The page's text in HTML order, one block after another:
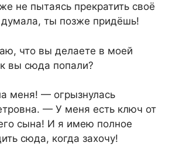
не пытаясь прекратить своё
ты позже придёшь!
что вы делаете в моей
вы сюда попали?
меня! — огрызнулась
— У меня есть ключ от
сына! И я имею полное
сюда, когда захочу!